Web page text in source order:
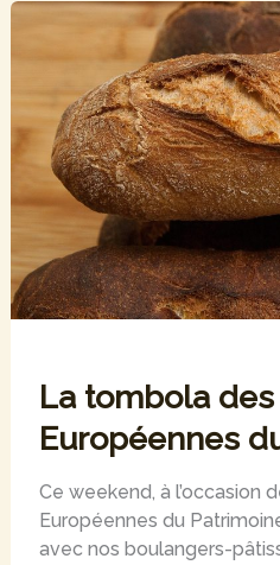
La tombola
Européennes
Ce weekend, à l’occasion
Européennes du
avec nos boulangers-